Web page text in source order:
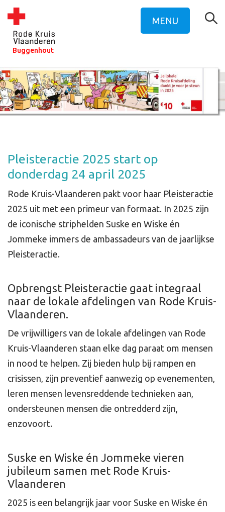
Buggenhout
MENU
Pleisteractie 2025 start op
donderdag 24 april 2025
Rode Kruis-Vlaanderen pakt voor haar Pleisteractie
2025 uit met een primeur van formaat. In 2025 zijn
de iconische striphelden Suske en Wiske én
Jommeke immers de ambassadeurs van de jaarlijkse
Pleisteractie.
Opbrengst Pleisteractie gaat integraal
naar de lokale afdelingen van Rode Kruis-
Vlaanderen.
De vrijwilligers van de lokale afdelingen van Rode
Kruis-Vlaanderen staan elke dag paraat om mensen
in nood te helpen. Zij bieden hulp bij rampen en
crisissen, zijn preventief aanwezig op evenementen,
leren mensen levensreddende technieken aan,
ondersteunen mensen die ontredderd zijn,
enzovoort.
Suske en Wiske én Jommeke vieren
jubileum samen met Rode Kruis-
Vlaanderen
2025 is een belangrijk jaar voor Suske en Wiske én